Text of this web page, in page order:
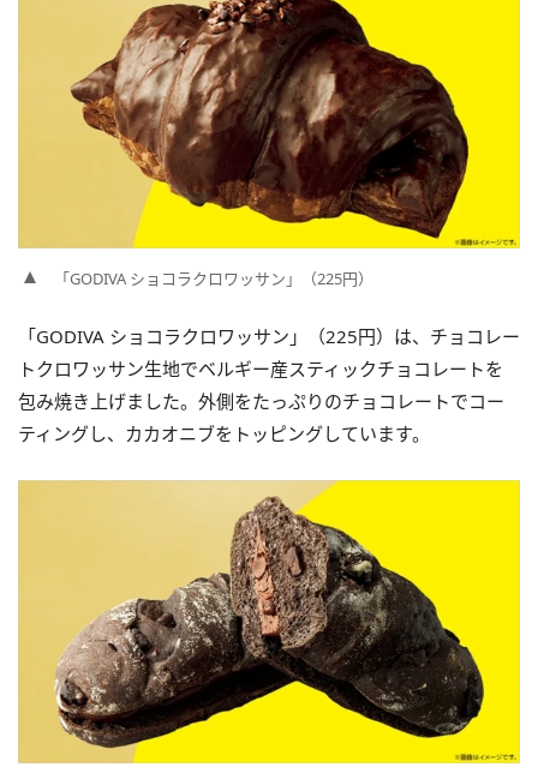
「GODIVA ショコラクロワッサン」（225円）
「GODIVA ショコラクロワッサン」（225円）は、チョコレー
トクロワッサン生地でベルギー産スティックチョコレートを
包み焼き上げました。外側をたっぷりのチョコレートでコー
ティングし、カカオニブをトッピングしています。